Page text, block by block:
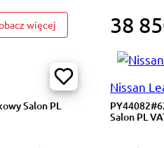
więcej: WD8726P#1.2 Dualjet
38
Salon PL
Nissan
Salon PL